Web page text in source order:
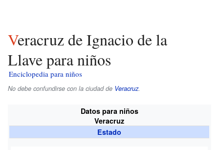
Veracruz de Ignacio de la
Llave para niños
Enciclopedia para niños
No debe confundirse con la ciudad de Veracruz.
Datos para niños
Veracruz
Estado